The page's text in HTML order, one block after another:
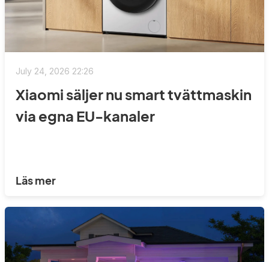
July 24, 2026 22:26
Xiaomi säljer nu smart tvättmaskin
via egna EU-kanaler
Läs mer